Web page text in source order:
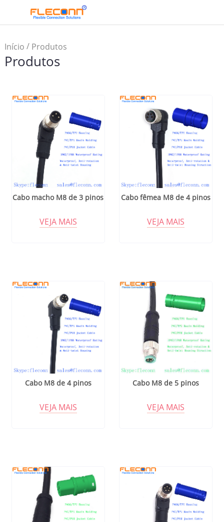
Início / Produtos
Produtos
Cabo macho M8 de 3 pinos
VEJA MAIS
Cabo fêmea M8 de 4 pinos
VEJA MAIS
Cabo M8 de 4 pinos
VEJA MAIS
Cabo M8 de 5 pinos
VEJA MAIS